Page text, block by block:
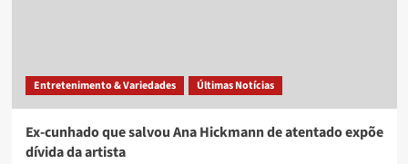
Entretenimento & Variedades Últimas Notícias
Ex-cunhado que salvou Ana Hickmann de atentado expõe
dívida da artista